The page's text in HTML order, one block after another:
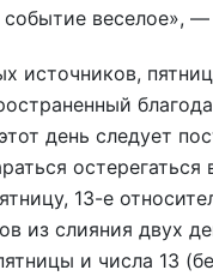
веселое», —
источников,
день следует
13-е
из слияния двух
и числа 13